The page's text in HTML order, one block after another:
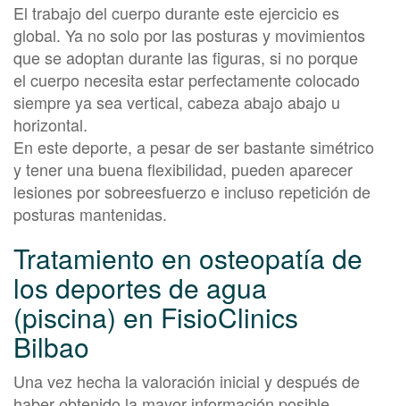
El trabajo del cuerpo durante este ejercicio es
global. Ya no solo por las posturas y movimientos
que se adoptan durante las figuras, si no porque
el cuerpo necesita estar perfectamente colocado
siempre ya sea vertical, cabeza abajo abajo u
horizontal.
En este deporte, a pesar de ser bastante simétrico
y tener una buena flexibilidad, pueden aparecer
lesiones por sobreesfuerzo e incluso repetición de
posturas mantenidas.
Tratamiento en osteopatía de
los deportes de agua
(piscina) en FisioClinics
Bilbao
Una vez hecha la valoración inicial y después de